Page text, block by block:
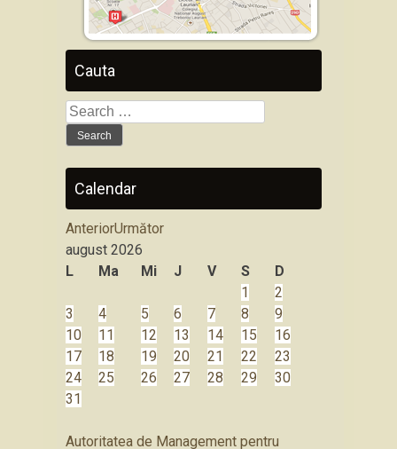
Cauta
Search
for:
Calendar
AnteriorUrmător
august 2026
L
Ma Mi J V S
D
1
2
3
4 5 6 7 8
9
10
11 12 13 14 15
16
17
18 19 20 21 22
23
24
25 26 27 28 29
30
31
Autoritatea de Management pentru